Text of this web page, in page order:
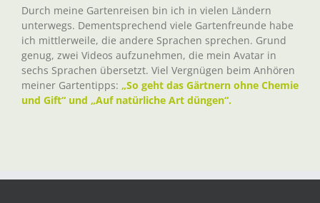
Durch meine Gartenreisen bin ich in vielen Ländern
unterwegs. Dementsprechend viele Gartenfreunde habe
ich mittlerweile, die andere Sprachen sprechen. Grund
genug, zwei Videos aufzunehmen, die mein Avatar in
sechs Sprachen übersetzt. Viel Vergnügen beim Anhören
meiner Gartentipps: „So geht das Gärtnern ohne Chemie
und Gift“ und „Auf natürliche Art düngen“.